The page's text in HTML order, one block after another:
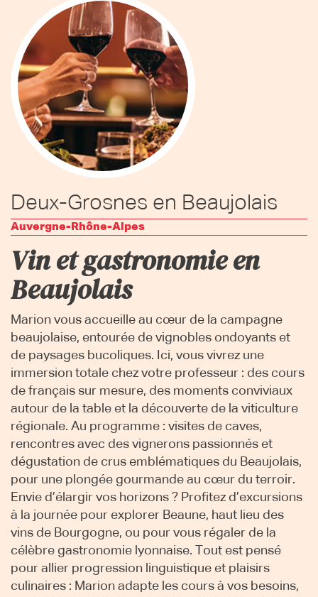
Deux-Grosnes en Beaujolais
Auvergne-Rhône-Alpes
Vin et gastronomie en
Beaujolais
Marion vous accueille au cœur de la campagne
beaujolaise, entourée de vignobles ondoyants et
de paysages bucoliques. Ici, vous vivrez une
immersion totale chez votre professeur : des cours
de français sur mesure, des moments conviviaux
autour de la table et la découverte de la viticulture
régionale. Au programme : visites de caves,
rencontres avec des vignerons passionnés et
dégustation de crus emblématiques du Beaujolais,
pour une plongée gourmande au cœur du terroir.
Envie d’élargir vos horizons ? Profitez d’excursions
à la journée pour explorer Beaune, haut lieu des
vins de Bourgogne, ou pour vous régaler de la
célèbre gastronomie lyonnaise. Tout est pensé
pour allier progression linguistique et plaisirs
culinaires : Marion adapte les cours à vos besoins,